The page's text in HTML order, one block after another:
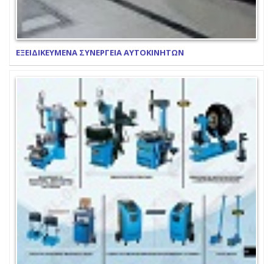
ΕΞΕΙΔΙΚΕΥΜΕΝΑ ΣΥΝΕΡΓΕΙΑ ΑΥΤΟΚΙΝΗΤΩΝ